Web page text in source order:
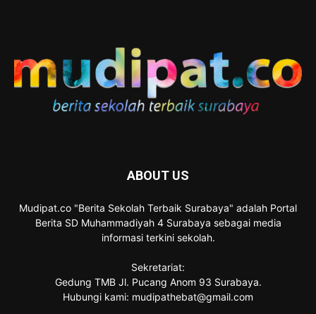
ABOUT US
Mudipat.co "Berita Sekolah Terbaik Surabaya" adalah Portal
Berita SD Muhammadiyah 4 Surabaya sebagai media
informasi terkini sekolah.
Sekretariat:
Gedung TMB Jl. Pucang Anom 93 Surabaya.
Hubungi kami: mudipathebat@gmail.com